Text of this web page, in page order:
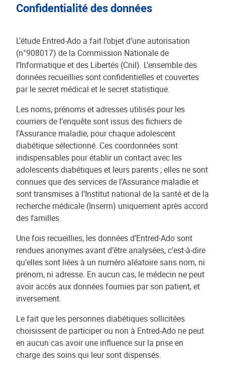
Confidentialité des données
L’étude Entred-Ado a fait l’objet d’une autorisation
(n°908017) de la Commission Nationale de
l’Informatique et des Libertés (Cnil). L’ensemble des
données recueillies sont confidentielles et couvertes
par le secret médical et le secret statistique.
Les noms, prénoms et adresses utilisés pour les
courriers de l’enquête sont issus des fichiers de
l’Assurance maladie, pour chaque adolescent
diabétique sélectionné. Ces coordonnées sont
indispensables pour établir un contact avec les
adolescents diabétiques et leurs parents ; elles ne sont
connues que des services de l’Assurance maladie et
sont transmises à l’Institut national de la santé et de la
recherche médicale (Inserm) uniquement après accord
des familles.
Une fois recueillies, les données d’Entred-Ado sont
rendues anonymes avant d’être analysées, c’est-à-dire
qu’elles sont liées à un numéro aléatoire sans nom, ni
prénom, ni adresse. En aucun cas, le médecin ne peut
avoir accès aux données fournies par son patient, et
inversement.
Le fait que les personnes diabétiques sollicitées
choisissent de participer ou non à Entred-Ado ne peut
en aucun cas avoir une influence sur la prise en
charge des soins qui leur sont dispensés.